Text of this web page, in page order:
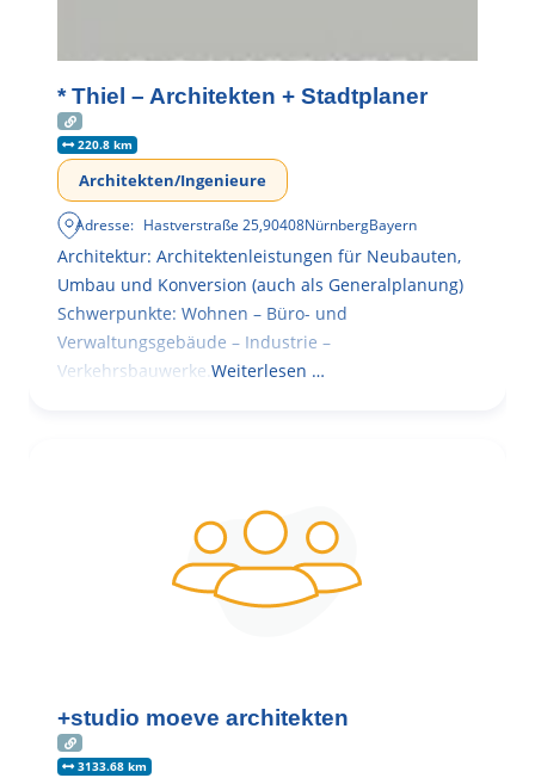
* Thiel – Architekten + Stadtplaner
220.8 km
Architekten/Ingenieure
Adresse: Hastverstraße 25,90408NürnbergBayern
Architektur: Architektenleistungen für Neubauten,
Umbau und Konversion (auch als Generalplanung)
Schwerpunkte: Wohnen – Büro- und
Verwaltungsgebäude – Industrie –
Verkehrsbauwerke. Weiterlesen …
+studio moeve architekten
3133.68 km